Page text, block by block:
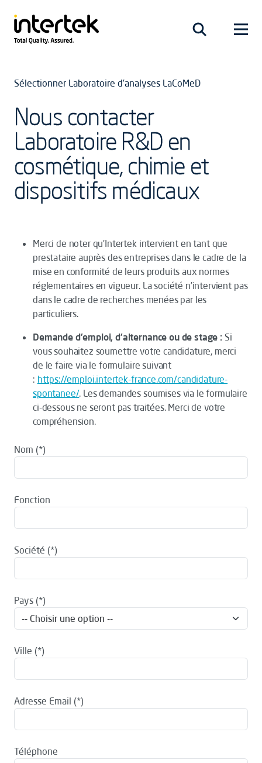
Sélectionner Laboratoire d’analyses LaCoMeD
Nous contacter
Laboratoire R&D en
cosmétique, chimie et
dispositifs médicaux
Merci de noter qu’Intertek intervient en tant que
prestataire auprès des entreprises dans le cadre de la
mise en conformité de leurs produits aux normes
réglementaires en vigueur. La société n’intervient pas
dans le cadre de recherches menées par les
particuliers.
Demande d'emploi, d'alternance ou de stage : Si
vous souhaitez soumettre votre candidature, merci
de le faire via le formulaire suivant
: https://emploi.intertek-france.com/candidature-
spontanee/. Les demandes soumises via le formulaire
ci-dessous ne seront pas traitées. Merci de votre
compréhension.
Nom
Fonction
Société
Pays
Ville
Adresse Email
Téléphone